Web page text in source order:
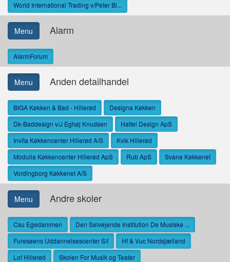
World International Trading v/Peter Bl...
Menu Alarm
AlarmForum
Menu Anden detailhandel
BIGA Køkken & Bad - Hillerød
Designa Køkken
Dk-Baddesign v/J Eghøj Knudsen
Hattel Design ApS
Invita Køkkencenter Hillerød A/S
Kvik Hillerød
Modulia Køkkencenter Hillerød ApS
Rub ApS
Svane Køkkenet
Vordingborg Køkkenet A/S
Menu Andre skoler
Csu Egedammen
Den Selvejende Institution De Musiske ...
Furesøens Uddannelsescenter S/I
Hf & Vuc Nordsjælland
Lof Hillerød
Skolen For Musik og Teater